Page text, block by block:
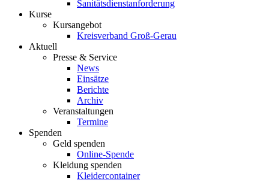
Sanitätsdienstanforderung
Kurse
Kursangebot
Kreisverband Groß-Gerau
Aktuell
Presse & Service
News
Einsätze
Berichte
Archiv
Veranstaltungen
Termine
Spenden
Geld spenden
Online-Spende
Kleidung spenden
Kleidercontainer